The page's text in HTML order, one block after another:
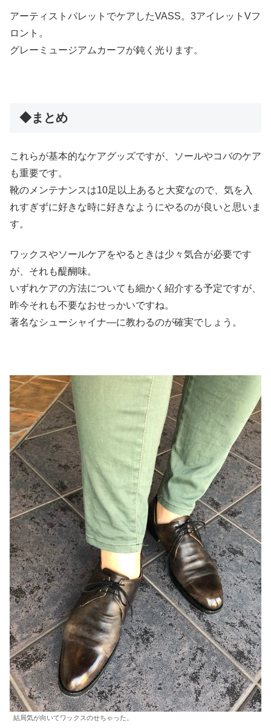
アーティストパレットでケアしたVASS。3アイレットVフ
ロント。
グレーミュージアムカーフが鈍く光ります。
◆まとめ
これらが基本的なケアグッズですが、ソールやコバのケア
も重要です。
靴のメンテナンスは10足以上あると大変なので、気を入
れすぎずに好きな時に好きなようにやるのが良いと思いま
す。
ワックスやソールケアをやるときは少々気合が必要です
が、それも醍醐味。
いずれケアの方法についても細かく紹介する予定ですが、
昨今それも不要なおせっかいですね。
著名なシューシャイナ―に教わるのが確実でしょう。
結局気が向いてワックスのせちゃった。